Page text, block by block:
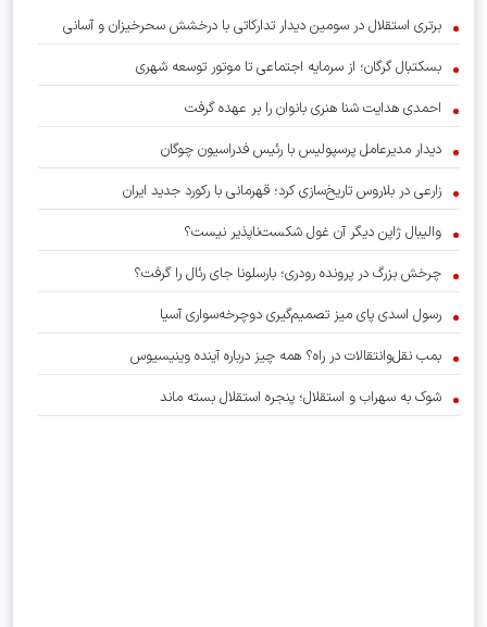
برتری استقلال در سومین دیدار تدارکاتی با درخشش سحرخیزان و آسانی
بسکتبال گرگان؛ از سرمایه اجتماعی تا موتور توسعه شهری
احمدی هدایت شنا هنری بانوان را بر عهده گرفت
دیدار مدیرعامل پرسپولیس با رئیس فدراسیون چوگان
زارعی در بلاروس تاریخ‌سازی کرد؛ قهرمانی با رکورد جدید ایران
والیبال ژاپن دیگر آن غول شکست‌ناپذیر نیست؟
چرخش بزرگ در پرونده رودری؛ بارسلونا جای رئال را گرفت؟
رسول اسدی پای میز تصمیم‌گیری دوچرخه‌سواری آسیا
بمب نقل‌وانتقالات در راه؟ همه چیز درباره آینده وینیسیوس
شوک به سهراب و استقلال؛ پنجره استقلال بسته ماند